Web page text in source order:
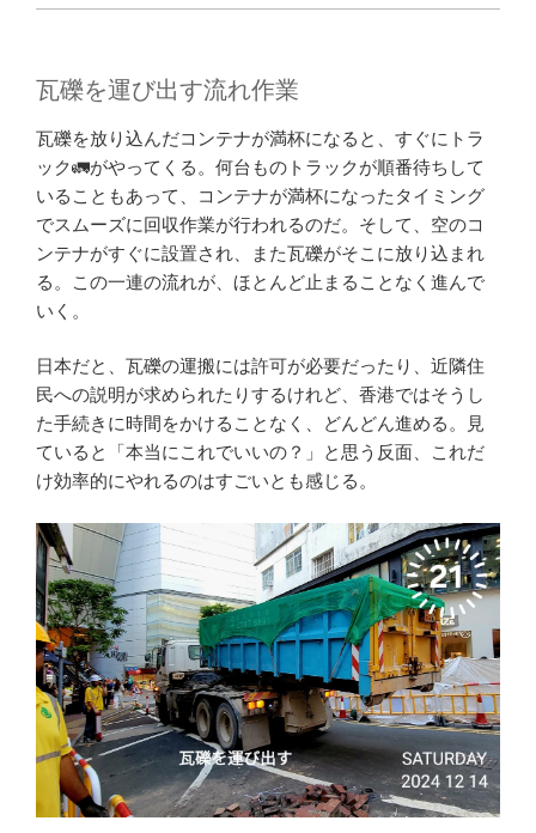
瓦礫を運び出す流れ作業
瓦礫を放り込んだコンテナが満杯になると、すぐにトラ
ック🚛がやってくる。何台ものトラックが順番待ちして
いることもあって、コンテナが満杯になったタイミング
でスムーズに回収作業が行われるのだ。そして、空のコ
ンテナがすぐに設置され、また瓦礫がそこに放り込まれ
る。この一連の流れが、ほとんど止まることなく進んで
いく。
日本だと、瓦礫の運搬には許可が必要だったり、近隣住
民への説明が求められたりするけれど、香港ではそうし
た手続きに時間をかけることなく、どんどん進める。見
ていると「本当にこれでいいの？」と思う反面、これだ
け効率的にやれるのはすごいとも感じる。